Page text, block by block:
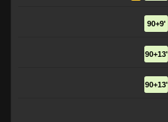
90+9'
90+13'
90+13'